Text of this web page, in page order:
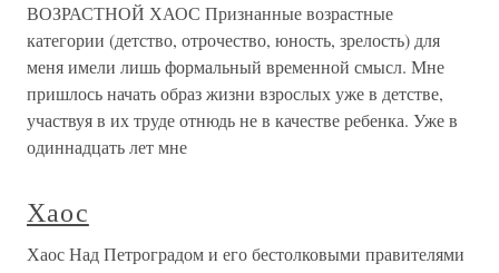
ВОЗРАСТНОЙ ХАОС Признанные возрастные
категории (детство, отрочество, юность, зрелость) для
меня имели лишь формальный временной смысл. Мне
пришлось начать образ жизни взрослых уже в детстве,
участвуя в их труде отнюдь не в качестве ребенка. Уже в
одиннадцать лет мне
Хаос
Хаос Над Петроградом и его бестолковыми правителями